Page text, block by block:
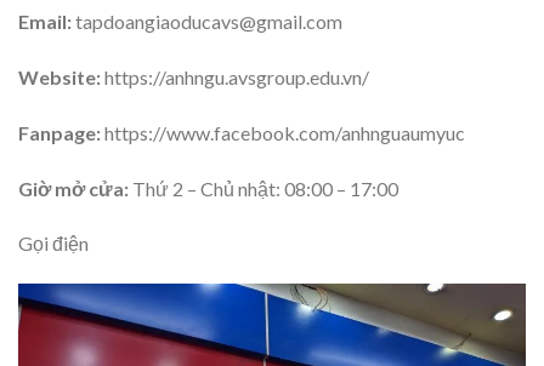
Email:tapdoangiaoducavs@gmail.com
Website:https://anhngu.avsgroup.edu.vn/
Fanpage:https://www.facebook.com/anhnguaumyuc
Giờ mở cửa: Thứ 2 – Chủ nhật: 08:00 – 17:00
Gọi điện